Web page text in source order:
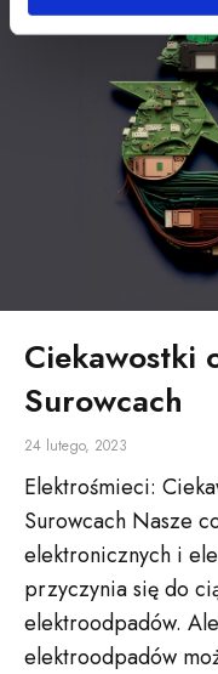
Ciekawostki
Surowcach
24 lutego, 2023
Elektrośmieci:
Surowcach Nasze
elektronicznych i
przyczynia się do
elektroodpadów.
elektroodpadów